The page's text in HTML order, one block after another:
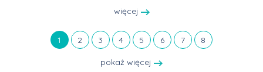
więcej
1 2 3 4 5 6 7 8
pokaż więcej